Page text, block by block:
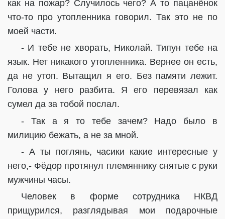
как на пожар? Случилось чего? А то пацанёнок
что-то про утопленника говорил. Так это не по
моей части.
- И тебе не хворать, Николай. Типун тебе на
язык. Нет никакого утопленника. Вернее он есть,
да не утоп. Вытащил я его. Без памяти лежит.
Голова у него разбита. Я его перевязал как
сумел да за тобой послал.
- Так а я то тебе зачем? Надо было в
милицию бежать, а не за мной.
- А ты поглянь, часики какие интересные у
него,- Фёдор протянул племяннику снятые с руки
мужчины часы.
Человек в форме сотрудника НКВД
прищурился, разглядывая мои подарочные